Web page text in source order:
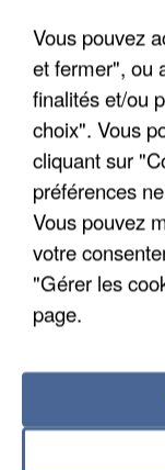
LES DONNÉES
GABRIEL
Vous pouvez
et fermer", ou
finalités et/ou
choix". Vous
cliquant sur
préférences
Vous pouvez
votre
"Gérer les
page.